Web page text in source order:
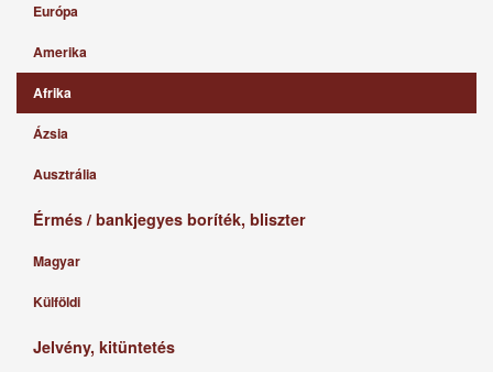
Európa
Amerika
Afrika
Ázsia
Ausztrália
Érmés / bankjegyes boríték, bliszter
Magyar
Külföldi
Jelvény, kitüntetés